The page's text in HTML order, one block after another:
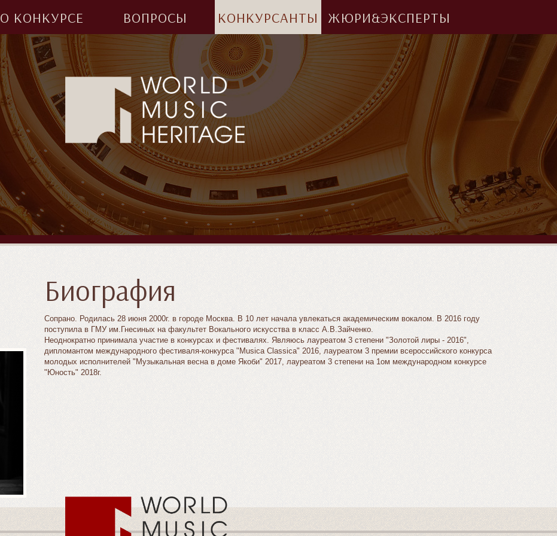
О КОНКУРСЕ ВОПРОСЫ КОНКУРСАНТЫ ЖЮРИ&ЭКСПЕРТЫ
Биография
Сопрано. Родилась 28 июня 2000г. в городе Москва. В 10 лет начала увлекаться академическим вокалом. В 2016 году
поступила в ГМУ им.Гнесиных на факультет Вокального искусства в класс А.В.Зайченко.
Неоднократно принимала участие в конкурсах и фестивалях. Являюсь лауреатом 3 степени "Золотой лиры - 2016",
дипломантом международного фестиваля-конкурса "Musica Classica" 2016, лауреатом 3 премии всероссийского конкурса
молодых исполнителей "Музыкальная весна в доме Якоби" 2017, лауреатом 3 степени на 1ом международном конкурсе
"Юность" 2018г.